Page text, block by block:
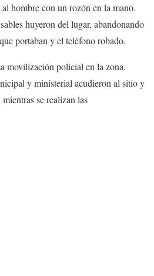
hombre con un rozón en la mano.
huyeron del lugar, abandonando
portaban y el teléfono robado.
movilización policial en la zona.
y ministerial acudieron al sitio y
se realizan las